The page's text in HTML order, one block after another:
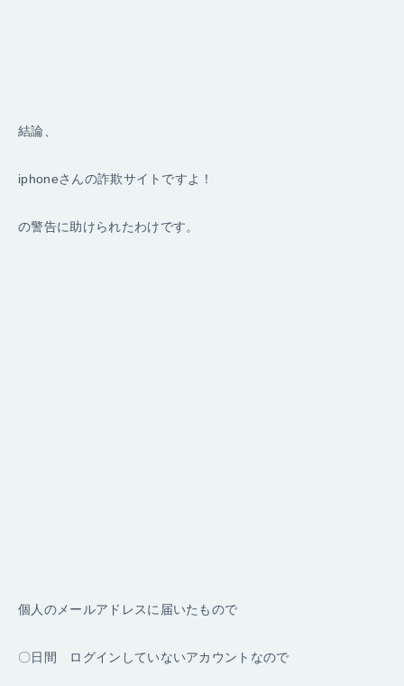
結論、
iphoneさんの詐欺サイトですよ！
の警告に助けられたわけです。
個人のメールアドレスに届いたもので
〇日間 ログインしていないアカウントなので